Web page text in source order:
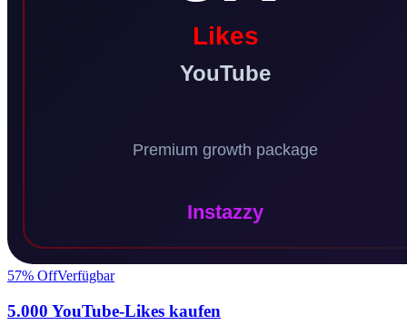
57% OffVerfügbar
5.000 YouTube-Likes kaufen